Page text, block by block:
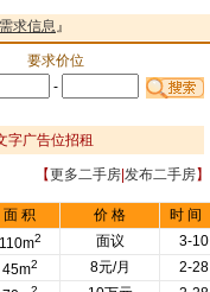
求信息』
要求价位
-
告位招租
【更多二手房 发布二手房】
面 积 价 格
时 间
110m2 面议
3-10
45m2 8元/月
2-28